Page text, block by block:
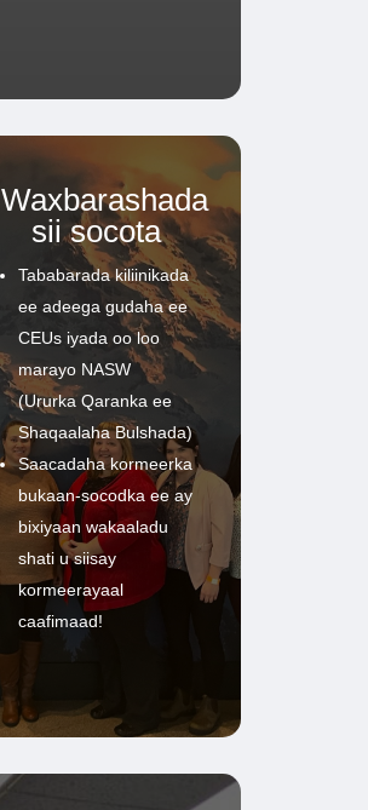
Waxbarashada
sii socota
Tababarada kiliinikada
ee adeega gudaha ee
CEUs iyada oo loo
marayo NASW
(Ururka Qaranka ee
Shaqaalaha Bulshada)
Saacadaha kormeerka
bukaan-socodka ee ay
bixiyaan wakaaladu
shati u siisay
kormeerayaal
caafimaad!